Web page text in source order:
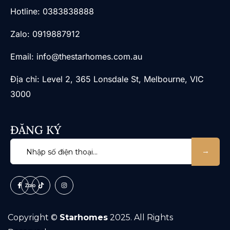
​Hotline: 0383838888
Zalo: 0919887912
Email: info@thestarhomes.com.au
Địa chỉ: Level 2, 365 Lonsdale St, Melbourne, VIC
3000
ĐĂNG KÝ
Copyright © Starhomes 2025. All Rights